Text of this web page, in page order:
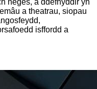
a theatrau, siopau
isffordd a